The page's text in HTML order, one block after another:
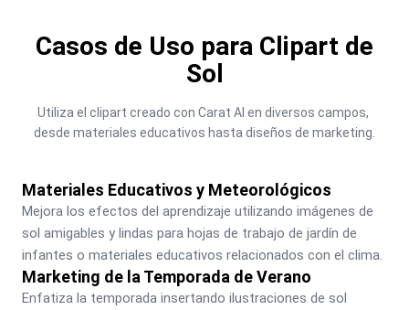
Casos de Uso para Clipart de
Sol
Utiliza el clipart creado con Carat AI en diversos campos,
desde materiales educativos hasta diseños de marketing.
Materiales Educativos y Meteorológicos
Mejora los efectos del aprendizaje utilizando imágenes de
sol amigables y lindas para hojas de trabajo de jardín de
infantes o materiales educativos relacionados con el clima.
Marketing de la Temporada de Verano
Enfatiza la temporada insertando ilustraciones de sol